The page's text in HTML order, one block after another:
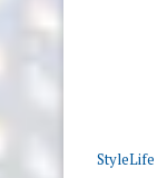
StyleLife